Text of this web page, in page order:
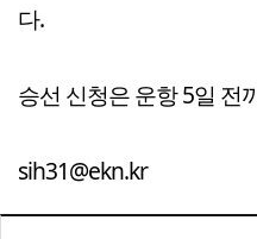
다.
승선 신청은 운항 5일 전
sih31@ekn.kr